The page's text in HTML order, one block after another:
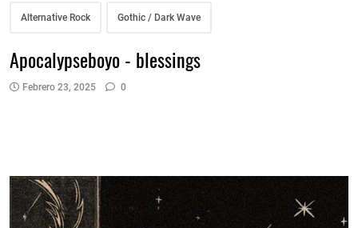
Alternative Rock Gothic / Dark Wave
Apocalypseboyo - blessings
Febrero 23, 2025 0